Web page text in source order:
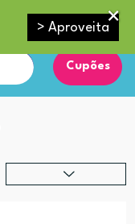
> Aproveita
Cupões